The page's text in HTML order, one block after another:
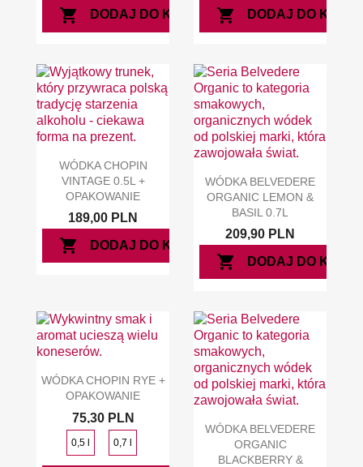
shopping_cart DODAJ DO KOSZYKAshopping_cart DODAJ DO
WÓDKA CHOPIN
VINTAGE 0.5L +
OPAKOWANIE
189,00 PLN
shopping_cart DODAJ DO KOSZYKA
WÓDKA BELVEDERE
ORGANIC LEMON &
BASIL 0.7L
209,90 PLN
shopping_cart DODAJ DO
WÓDKA CHOPIN RYE +
OPAKOWANIE
75,30 PLN
0,5 l 0,7 l
WÓDKA BELVEDERE
ORGANIC
BLACKBERRY &